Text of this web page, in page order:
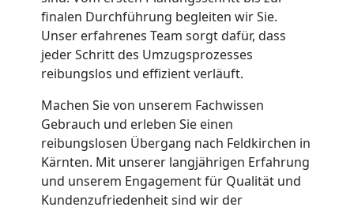
finalen Durchführung begleiten wir Sie.
Unser erfahrenes Team sorgt dafür, dass
jeder Schritt des Umzugsprozesses
reibungslos und effizient verläuft.
Machen Sie von unserem Fachwissen
Gebrauch und erleben Sie einen
reibungslosen Übergang nach Feldkirchen in
Kärnten. Mit unserer langjährigen Erfahrung
und unserem Engagement für Qualität und
Kundenzufriedenheit sind wir der
Umzug
für
Senioren
Wiener